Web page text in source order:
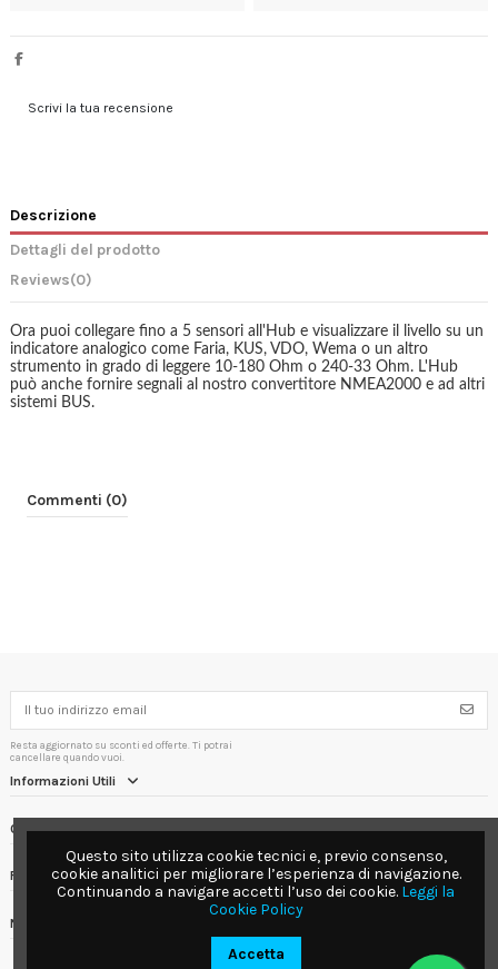
Scrivi la tua recensione
Descrizione
Dettagli del prodotto
Reviews(0)
Ora puoi collegare fino a 5 sensori all'Hub e visualizzare il livello su un
indicatore analogico come Faria, KUS, VDO, Wema o un altro
strumento in grado di leggere 10-180 Ohm o 240-33 Ohm. L'Hub
può anche fornire segnali al nostro convertitore NMEA2000 e ad altri
sistemi BUS.
Commenti (0)
Resta aggiornato su sconti ed offerte. Ti potrai
cancellare quando vuoi.
Informazioni Utili
Contact us
Follow us
Newsletter
Questo sito utilizza cookie tecnici e, previo consenso,
cookie analitici per migliorare l’esperienza di navigazione.
Continuando a navigare accetti l’uso dei cookie. Leggi la
Cookie Policy
Accetta